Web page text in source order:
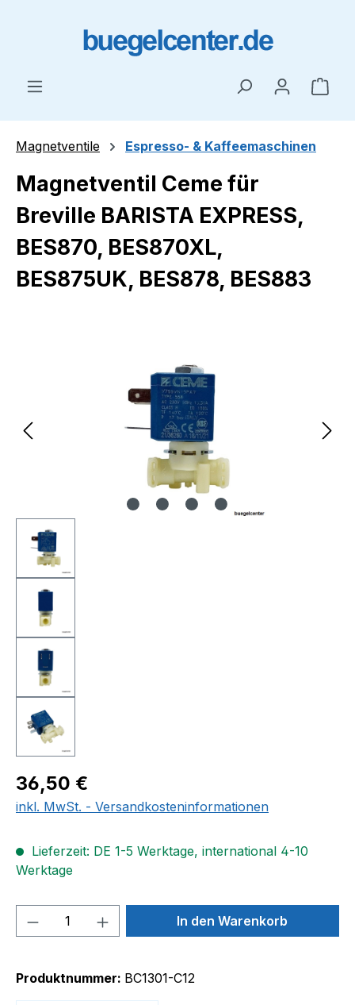
Magnetventile Espresso- & Kaffeemaschinen
Magnetventil Ceme für
Breville BARISTA EXPRESS,
BES870, BES870XL,
BES875UK, BES878, BES883
Regulärer Preis:
36,50 €
inkl. MwSt. - Versandkosteninformationen
Lieferzeit: DE 1-5 Werktage, international 4-10
Werktage
Produkt Anzahl: Gib denIn den Warenkorb
Produktnummer: BC1301-C12